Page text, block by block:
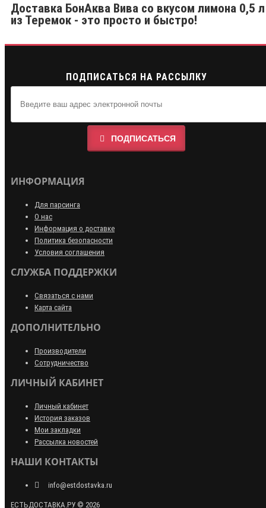
Доставка БонАква Вива со вкусом лимона 0,5 л
из Теремок - это просто и быстро!
ПОДПИСАТЬСЯ НА РАССЫЛКУ
ПОДПИСАТЬСЯ
ИНФОРМАЦИЯ
Для парсинга
О нас
Информация о доставке
Политика безопасности
Условия соглашения
СЛУЖБА ПОДДЕРЖКИ
Связаться с нами
Карта сайта
ДОПОЛНИТЕЛЬНО
Производители
Сотрудничество
ЛИЧНЫЙ КАБИНЕТ
Личный кабинет
История заказов
Мои закладки
Рассылка новостей
НАШИ КОНТАКТЫ
info@estdostavka.ru
ЕСТЬДОСТАВКА.РУ © 2026